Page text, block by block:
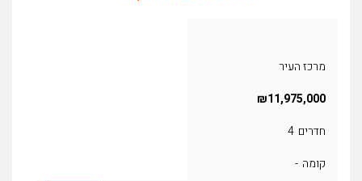
מרכז העיר
₪11,975,000
חדרים 4
קומה -